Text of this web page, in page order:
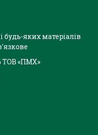
яких матеріалів
ТОВ «ПМХ»